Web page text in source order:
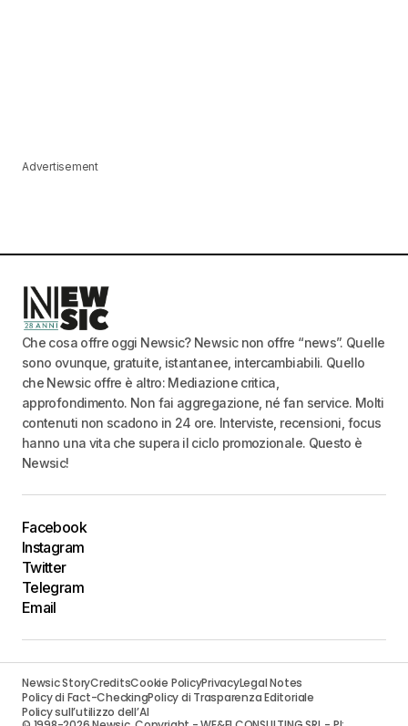
Advertisement
Che cosa offre oggi Newsic? Newsic non offre “news”. Quelle
sono ovunque, gratuite, istantanee, intercambiabili. Quello
che Newsic offre è altro: Mediazione critica,
approfondimento. Non fai aggregazione, né fan service. Molti
contenuti non scadono in 24 ore. Interviste, recensioni, focus
hanno una vita che supera il ciclo promozionale. Questo è
Newsic!
Facebook
Instagram
Twitter
Telegram
Email
Newsic StoryCreditsCookie PolicyPrivacyLegal Notes
Policy di Fact-CheckingPolicy di Trasparenza Editoriale
Policy sull’utilizzo dell’AI